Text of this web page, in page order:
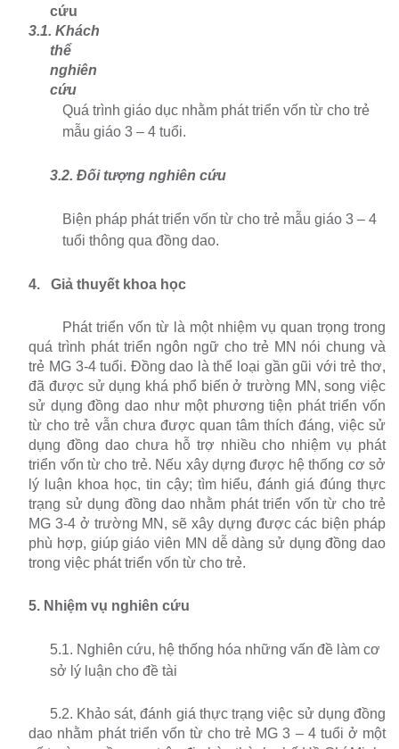
cứu
3.1. Khách
thể
nghiên
cứu
Quá trình giáo dục nhằm phát triển vốn từ cho trẻ
mẫu giáo 3 – 4 tuổi.
3.2. Đối tượng nghiên cứu
Biện pháp phát triển vốn từ cho trẻ mẫu giáo 3 – 4
tuổi thông qua đồng dao.
4. Giả thuyết khoa học
Phát triển vốn từ là một nhiệm vụ quan trọng trong
quá trình phát triển ngôn ngữ cho trẻ MN nói chung và
trẻ MG 3-4 tuổi. Đồng dao là thể loại gần gũi với trẻ thơ,
đã được sử dụng khá phổ biến ở trường MN, song việc
sử dụng đồng dao như một phương tiện phát triển vốn
từ cho trẻ vẫn chưa được quan tâm thích đáng, việc sử
dụng đồng dao chưa hỗ trợ nhiều cho nhiệm vụ phát
triển vốn từ cho trẻ. Nếu xây dựng được hệ thống cơ sở
lý luận khoa học, tin cậy; tìm hiểu, đánh giá đúng thực
trạng sử dụng đồng dao nhằm phát triển vốn từ cho trẻ
MG 3-4 ở trường MN, sẽ xây dựng được các biện pháp
phù hợp, giúp giáo viên MN dễ dàng sử dụng đồng dao
trong việc phát triển vốn từ cho trẻ.
5. Nhiệm vụ nghiên cứu
5.1. Nghiên cứu, hệ thống hóa những vấn đề làm cơ
sở lý luận cho đề tài
5.2. Khảo sát, đánh giá thực trạng việc sử dụng đồng
dao nhằm phát triển vốn từ cho trẻ MG 3 – 4 tuổi ở một